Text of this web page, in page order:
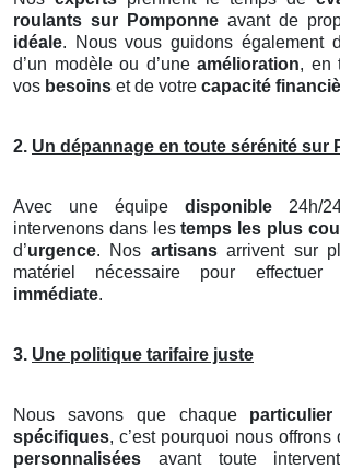
roulants sur Pomponne avant de
idéale. Nous vous guidons également
d’un modèle ou d’une amélioration, en
vos besoins et de votre capacité
2. Un dépannage en toute sérénité sur
Avec une équipe disponible 24h/
intervenons dans lestemps les plus
d’urgence. Nos artisansarrivent sur
matériel nécessaire pour
immédiate.
3. Une politique tarifaire juste
Nous savons que chaque particulier
spécifiques, c’est pourquoi nous offrons
personnalisées avant toute